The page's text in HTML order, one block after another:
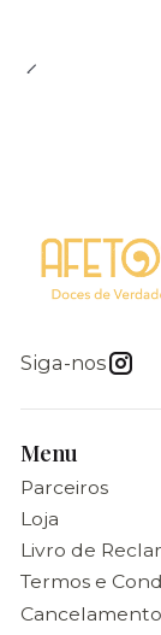
Siga-nos
Menu
Parceiros
Loja
Livro de
Termos e